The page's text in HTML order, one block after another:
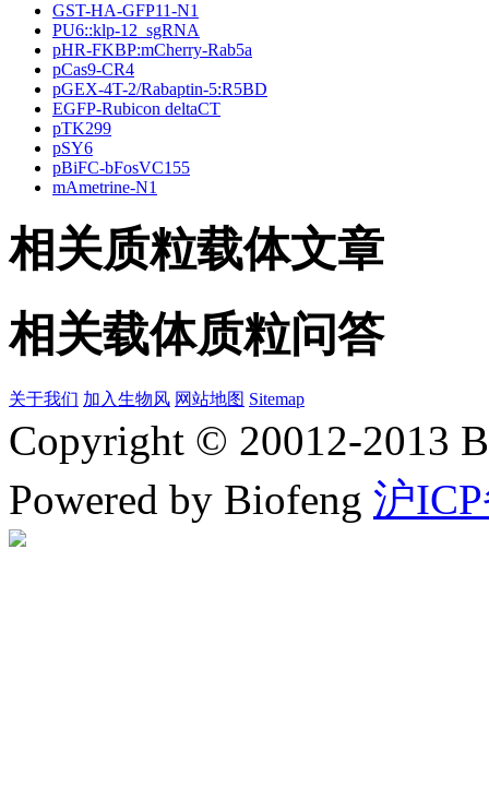
GST-HA-GFP11-N1
PU6::klp-12_sgRNA
pHR-FKBP:mCherry-Rab5a
pCas9-CR4
pGEX-4T-2/Rabaptin-5:R5BD
EGFP-Rubicon deltaCT
pTK299
pSY6
pBiFC-bFosVC155
mAmetrine-N1
相关质粒载体文章
相关载体质粒问答
关于我们 加入生物风 网站地图 Sitemap
Copyright © 20012-2013
Powered by Biofeng 沪